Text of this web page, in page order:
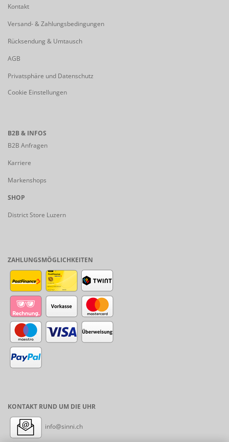
Kontakt
Versand- & Zahlungsbedingungen
Rücksendung & Umtausch
AGB
Privatsphäre und Datenschutz
Cookie Einstellungen
B2B & INFOS
B2B Anfragen
Karriere
Markenshops
SHOP
District Store Luzern
ZAHLUNGSMÖGLICHKEITEN
KONTAKT RUND UM DIE UHR
info@sinni.ch